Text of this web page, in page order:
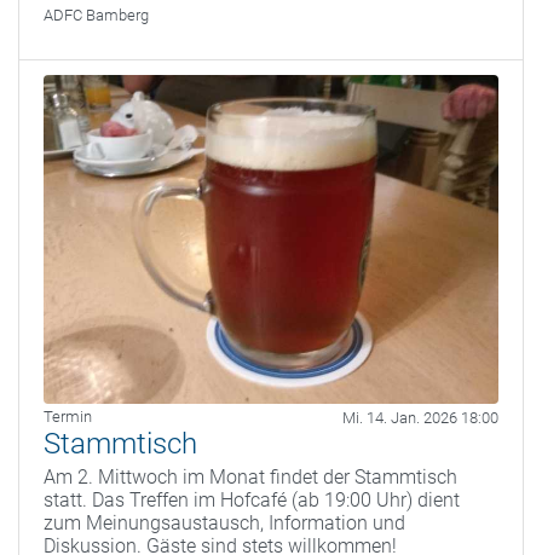
ADFC Bamberg
Termin Mi. 14. Jan. 2026 18:00
Stammtisch
Am 2. Mittwoch im Monat findet der Stammtisch
statt. Das Treffen im Hofcafé (ab 19:00 Uhr) dient
zum Meinungsaustausch, Information und
Diskussion. Gäste sind stets willkommen!